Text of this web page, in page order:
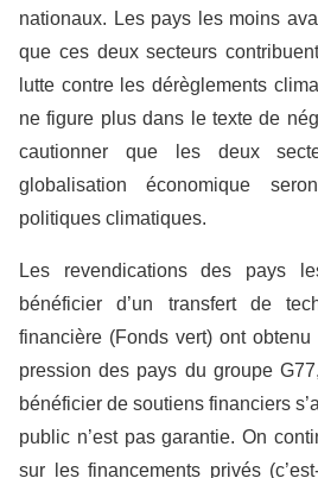
nationaux. Les pays les moins
que ces deux secteurs
lutte contre les dérèglements
ne figure plus dans le texte de
cautionner que les deux
globalisation économique
politiques climatiques.
Les revendications des pays
bénéficier d’un transfert de
financière (Fonds vert) ont
pression des pays du groupe
bénéficier de soutiens financiers
public n’est pas garantie. On
sur les financements privés